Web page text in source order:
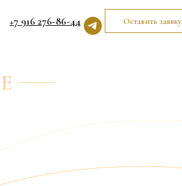
+7 916 276-86-44 Оставить заявку